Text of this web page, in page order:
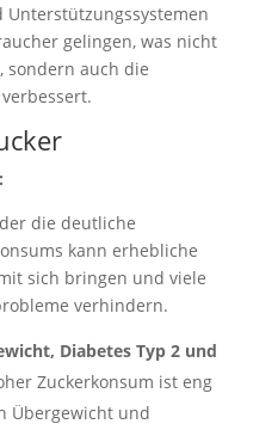
gelingen, was nicht
sondern auch die
die deutliche
kann erhebliche
sich bringen und viele
verhindern.
Diabetes Typ 2 und
Zuckerkonsum ist eng
Übergewicht und